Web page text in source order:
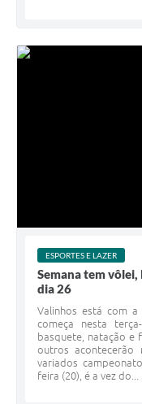
ESPORTES E LAZER
Semana tem
dia 26
Valinhos está com
começa nesta
basquete, natação e
outros acontecerão
variados
feira (20), é a vez do...